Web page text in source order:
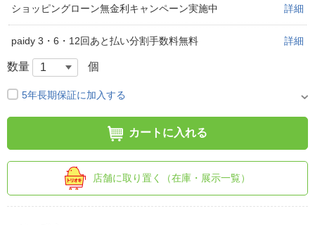
ショッピングローン無金利キャンペーン実施中 詳細
paidy 3・6・12回あと払い分割手数料無料 詳細
数量 個
5年長期保証に加入する
カートに入れる
店舗に取り置く（在庫・展示一覧）